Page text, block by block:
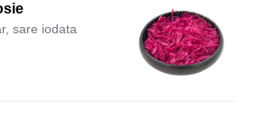
sare iodata